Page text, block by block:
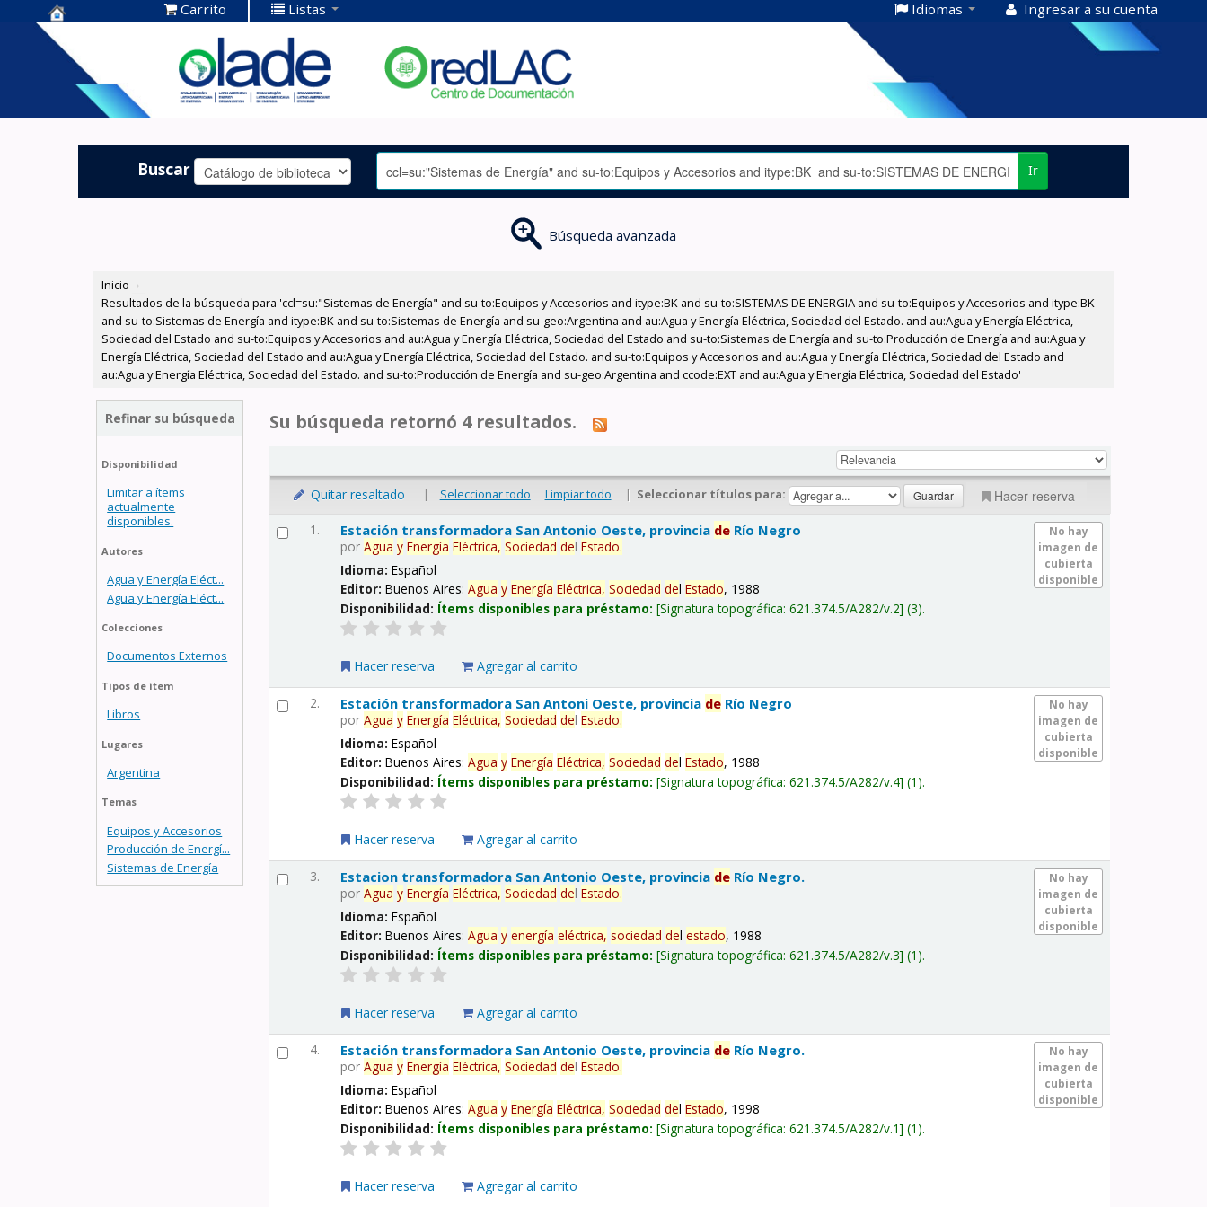
Centro de
Documentación
OLADE -
Carrito Listas Idiomas Ingresar a su cuenta
Buscar Ir
Búsqueda avanzada
Inicio ›
Resultados de la búsqueda para 'ccl=su:"Sistemas de Energía" and su-to:Equipos y Accesorios and itype:BK and su-to:SISTEMAS DE ENERGIA and su-to:Equipos y Accesorios and itype:BK
and su-to:Sistemas de Energía and itype:BK and su-to:Sistemas de Energía and su-geo:Argentina and au:Agua y Energía Eléctrica, Sociedad del Estado. and au:Agua y Energía Eléctrica,
Sociedad del Estado and su-to:Equipos y Accesorios and au:Agua y Energía Eléctrica, Sociedad del Estado and su-to:Sistemas de Energía and su-to:Producción de Energía and au:Agua y
Energía Eléctrica, Sociedad del Estado and au:Agua y Energía Eléctrica, Sociedad del Estado. and su-to:Equipos y Accesorios and au:Agua y Energía Eléctrica, Sociedad del Estado and
au:Agua y Energía Eléctrica, Sociedad del Estado. and su-to:Producción de Energía and su-geo:Argentina and ccode:EXT and au:Agua y Energía Eléctrica, Sociedad del Estado'
Refinar su búsqueda
Disponibilidad
Limitar a ítems
actualmente
disponibles.
Autores
Agua y Energía Eléct...
Agua y Energía Eléct...
Colecciones
Documentos Externos
Tipos de ítem
Libros
Lugares
Argentina
Temas
Equipos y Accesorios
Producción de Energí...
Sistemas de Energía
Su búsqueda retornó 4 resultados.
Quitar resaltado | Seleccionar todo Limpiar todo | Seleccionar títulos para: Hacer reserva
1.
No hay
imagen de
cubierta
disponible
Estación transformadora San Antonio Oeste, provincia de Río Negro
porAgua y Energía Eléctrica, Sociedad delEstado.
Idioma:Español
Editor:Buenos Aires:Agua y Energía Eléctrica, Sociedad delEstado, 1988
Disponibilidad: Ítems disponibles para préstamo: Signatura topográfica:621.374.5/A282/v.2 (3).
Hacer reserva Agregar al carrito
2.
No hay
imagen de
cubierta
disponible
Estación transformadora San Antoni Oeste, provincia de Río Negro
porAgua y Energía Eléctrica, Sociedad delEstado.
Idioma:Español
Editor:Buenos Aires:Agua y Energía Eléctrica, Sociedad delEstado, 1988
Disponibilidad: Ítems disponibles para préstamo: Signatura topográfica:621.374.5/A282/v.4 (1).
Hacer reserva Agregar al carrito
3.
No hay
imagen de
cubierta
disponible
Estacion transformadora San Antonio Oeste, provincia de Río Negro.
porAgua y Energía Eléctrica, Sociedad delEstado.
Idioma:Español
Editor:Buenos Aires:Agua y energía eléctrica, sociedad delestado, 1988
Disponibilidad: Ítems disponibles para préstamo: Signatura topográfica:621.374.5/A282/v.3 (1).
Hacer reserva Agregar al carrito
4.
No hay
imagen de
cubierta
disponible
Estación transformadora San Antonio Oeste, provincia de Río Negro.
porAgua y Energía Eléctrica, Sociedad delEstado.
Idioma:Español
Editor:Buenos Aires:Agua y Energía Eléctrica, Sociedad delEstado, 1998
Disponibilidad: Ítems disponibles para préstamo: Signatura topográfica:621.374.5/A282/v.1 (1).
Hacer reserva Agregar al carrito